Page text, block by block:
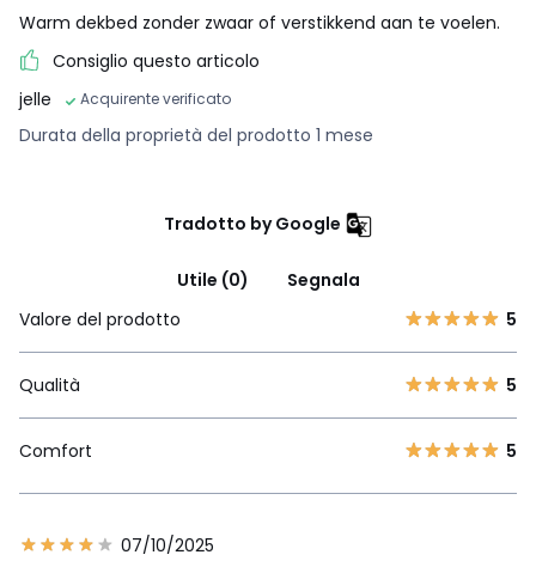
Warm dekbed zonder zwaar of verstikkend aan te voelen.
Consiglio questo articolo
jelle
Acquirente verificato
Durata della proprietà del prodotto 1 mese
Tradotto by Google
Utile (0)
Segnala
Valore del prodotto
5
Qualità 5
Comfort 5
07/10/2025